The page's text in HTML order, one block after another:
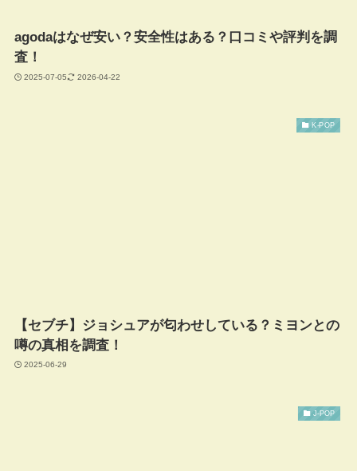
agodaはなぜ安い？安全性はある？口コミや評判を調
査！
2025-07-05 2026-04-22
K-POP
【セブチ】ジョシュアが匂わせしている？ミヨンとの
噂の真相を調査！
2025-06-29
J-POP